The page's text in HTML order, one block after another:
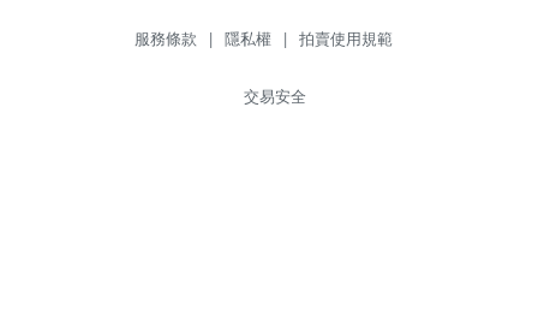
服務條款 | 隱私權 | 拍賣使用規範
交易安全